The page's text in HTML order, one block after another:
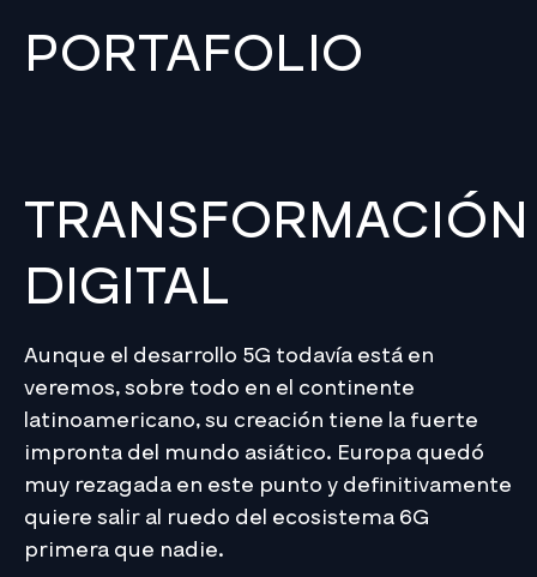
PORTAFOLIO
TRANSFORMACIÓN
DIGITAL
Aunque el desarrollo 5G todavía está en
veremos, sobre todo en el continente
latinoamericano, su creación tiene la fuerte
impronta del mundo asiático. Europa quedó
muy rezagada en este punto y definitivamente
quiere salir al ruedo del ecosistema 6G
primera que nadie.